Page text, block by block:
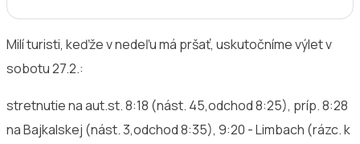
Milí turisti, keďže v nedeľu má pršať, uskutočníme výlet v
sobotu 27.2.:
stretnutie na aut.st. 8:18 (nást. 45,odchod 8:25), príp. 8:28
na Bajkalskej (nást. 3,odchod 8:35), 9:20 - Limbach (rázc. k